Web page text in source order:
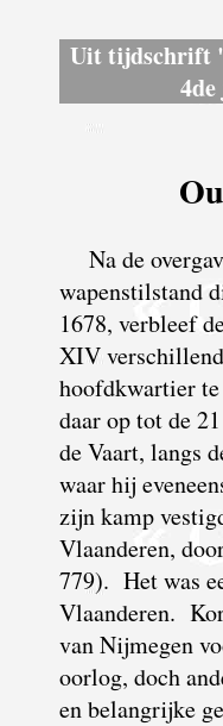
Uit tijdschrift
Na de
wapenstilstand
1678, verbleef
XIV
hoofdkwartier
daar op tot de
de Vaart, langs
waar hij
zijn kamp
Vlaanderen,
779). Het was
Vlaanderen.
van Nijmegen
oorlog, doch
en belangrijke